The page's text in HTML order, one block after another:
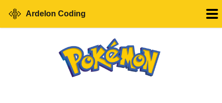
Ardelon Coding